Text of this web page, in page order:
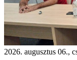
2026. augusztus 06.,